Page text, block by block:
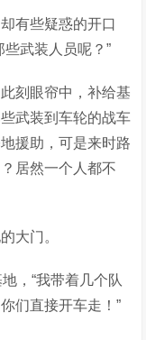
有些疑惑的开口
武装人员呢？”
刻眼帘中，补给基
武装到车轮的战车
援助，可是来时路
居然一个人都不
大门。
，“我带着几个队
们直接开车走！”